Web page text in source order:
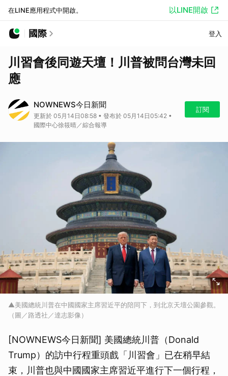
在LINE應用程式中開啟。 以LINE開啟
國際 登入
川習會後同遊天壇！川普被問台灣未回
應
NOWNEWS今日新聞
更新於 05月14日08:58 • 發布於 05月14日05:42 •
國際中心徐筱晴／綜合報導
訂閱
▲美國總統川普在中國國家主席習近平的陪同下，到北京天壇公園參觀。
（圖／路透社／達志影像）
[NOWNEWS今日新聞] 美國總統川普（Donald
Trump）的訪中行程重頭戲「川習會」已在稍早結
束，川普也與中國國家主席習近平進行下一個行程，